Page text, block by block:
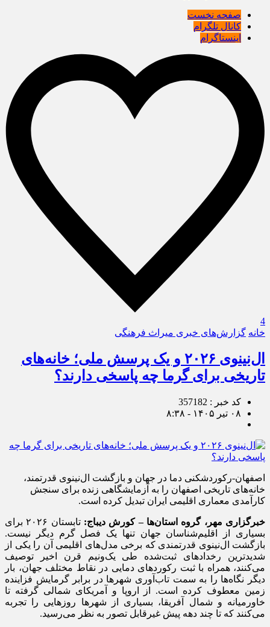
صفحه نخست
کانال تلگرام
اینستاگرام
4
خانه گزارش‌های خبری میراث فرهنگی
ال‌نینوی ۲۰۲۶ و یک پرسش ملی؛ خانه‌های
تاریخی برای گرما چه پاسخی دارند؟
کد خبر : 357182
۰۸ تیر ۱۴۰۵ - ۸:۳۸
اصفهان-رکوردشکنی دما در جهان و بازگشت ال‌نینوی قدرتمند،
خانه‌های تاریخی اصفهان را به آزمایشگاهی زنده برای سنجش
کارآمدی معماری اقلیمی ایران تبدیل کرده است.
خبرگزاری مهر، گروه استان‌ها – کورش دیباج:
تابستان ۲۰۲۶ برای
بسیاری از اقلیم‌شناسان جهان تنها یک فصل گرم دیگر نیست.
بازگشت ال‌نینوی قدرتمندی که برخی مدل‌های اقلیمی آن را یکی از
شدیدترین رخدادهای ثبت‌شده طی یک‌ونیم قرن اخیر توصیف
می‌کنند، همراه با ثبت رکوردهای دمایی در نقاط مختلف جهان، بار
دیگر نگاه‌ها را به سمت تاب‌آوری شهرها در برابر گرمایش فزاینده
زمین معطوف کرده است. از اروپا و آمریکای شمالی گرفته تا
خاورمیانه و شمال آفریقا، بسیاری از شهرها روزهایی را تجربه
می‌کنند که تا چند دهه پیش غیرقابل تصور به نظر می‌رسید.